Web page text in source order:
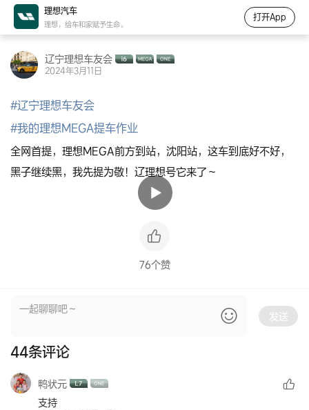
辽宁理想车友会
2024年3月11日
#辽宁理想车友会
#我的理想MEGA提车作业
全网首提，理想MEGA前方到站，沈阳站，这车到底好不好，
黑子继续黑，我先提为敬！辽理想号它来了～
76个赞
发送
44条评论
鸭状元
支持
理想汽车
理想，给车和家赋予生命。
打开App